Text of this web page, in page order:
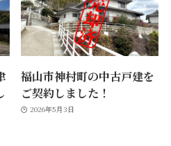
福山市神村町の中古戸建を
ご契約しました！
2026年5月3日